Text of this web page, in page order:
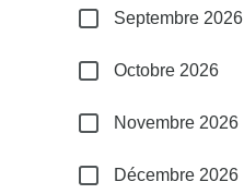
Septembre 2026
Octobre 2026
Novembre 2026
Décembre 2026